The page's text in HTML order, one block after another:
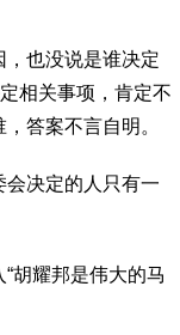
也没说是谁决定
相关事项，肯定不
答案不言自明。
决定的人只有一
耀邦是伟大的马